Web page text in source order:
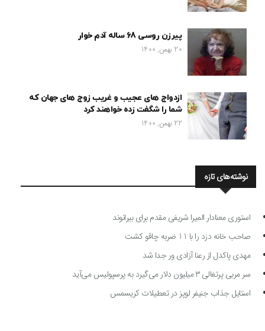
پیرزن روسی 68 ساله آدم خوار
20 بهمن, 1400
ازدواج های عجیب و غریب زوج های جهان که
شما را شگفت زده خواهند کرد
22 بهمن, 1400
نوشته‌های تازه
استوری معنادار المیرا شریفی مقدم برای بیرانوند
صاحب خانه دزد را با 11 ضربه چاقو کشت
مهدی پاکدل از رعنا آزادی ور جدا شد
سر مربی پرتغالی ۳ میلیون دلار می‌گیرد به پرسپولیس می‌آید
استایل جذاب جنیفر لوپز در تعطیلات کریسمس